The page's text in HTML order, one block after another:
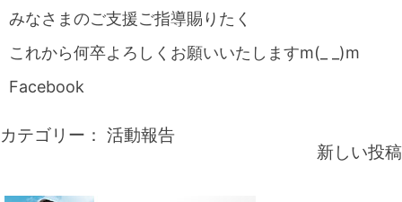
みなさまのご支援ご指導賜りたく
これから何卒よろしくお願いいたしますm(_ _)m
Facebook
カテゴリー： 活動報告
稿
新しい投稿